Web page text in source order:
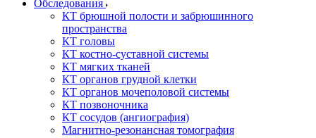
Обследования
КТ брюшной полости и забрюшинного
пространства
КТ головы
КТ костно-суставной системы
КТ мягких тканей
КТ органов грудной клетки
КТ органов мочеполовой системы
КТ позвоночника
КТ сосудов (ангиография)
Магнитно-резонансная томография